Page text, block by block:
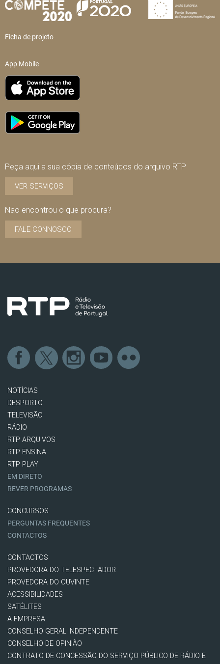
Ficha de projeto
App Mobile
Peça aqui a sua cópia de conteúdos do arquivo RTP
VER SERVIÇOS
Não encontrou o que procura?
FALE CONNOSCO
NOTÍCIAS
DESPORTO
TELEVISÃO
RÁDIO
RTP ARQUIVOS
RTP ENSINA
RTP PLAY
EM DIRETO
REVER PROGRAMAS
CONCURSOS
PERGUNTAS FREQUENTES
CONTACTOS
CONTACTOS
PROVEDORA DO TELESPECTADOR
PROVEDORA DO OUVINTE
ACESSIBILIDADES
SATÉLITES
A EMPRESA
CONSELHO GERAL INDEPENDENTE
CONSELHO DE OPINIÃO
CONTRATO DE CONCESSÃO DO SERVIÇO PÚBLICO DE RÁDIO E